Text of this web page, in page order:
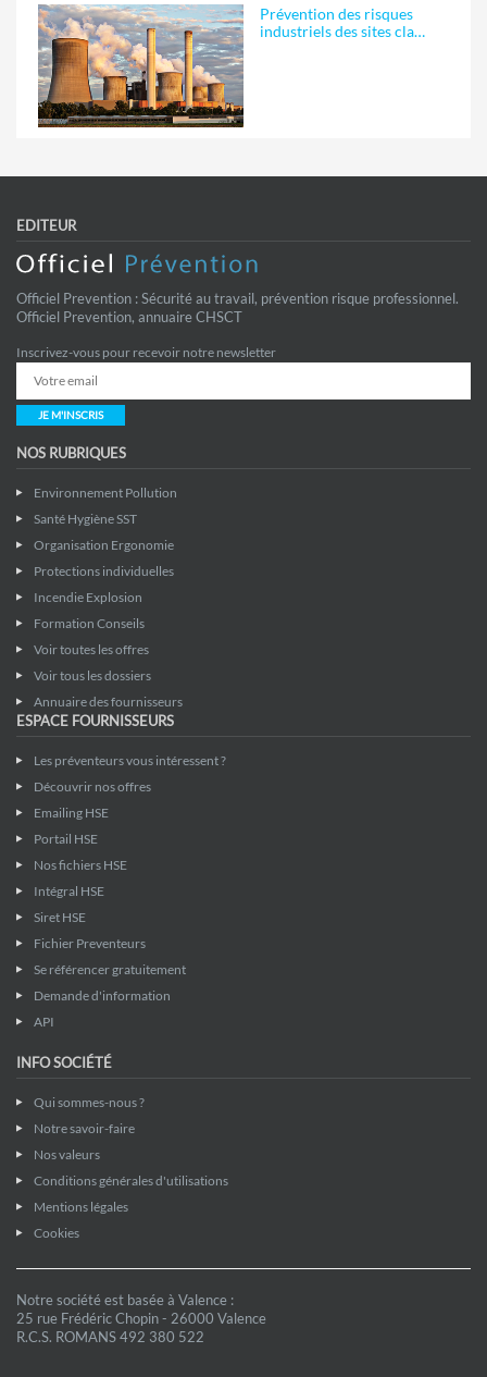
Prévention des risques
industriels des sites cla…
EDITEUR
Officiel Prevention : Sécurité au travail, prévention risque professionnel.
Officiel Prevention, annuaire CHSCT
Inscrivez-vous pour recevoir notre newsletter
JE M'INSCRIS
NOS RUBRIQUES
Environnement Pollution
Santé Hygiène SST
Organisation Ergonomie
Protections individuelles
Incendie Explosion
Formation Conseils
Voir toutes les offres
Voir tous les dossiers
Annuaire des fournisseurs
ESPACE FOURNISSEURS
Les préventeurs vous intéressent ?
Découvrir nos offres
Emailing HSE
Portail HSE
Nos fichiers HSE
Intégral HSE
Siret HSE
Fichier Preventeurs
Se référencer gratuitement
Demande d'information
API
INFO SOCIÉTÉ
Qui sommes-nous ?
Notre savoir-faire
Nos valeurs
Conditions générales d'utilisations
Mentions légales
Cookies
Notre société est basée à Valence :
25 rue Frédéric Chopin - 26000 Valence
R.C.S. ROMANS 492 380 522